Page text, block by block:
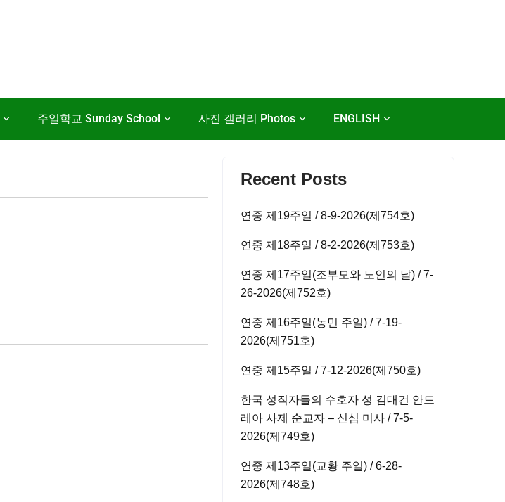
주일학교 Sunday School 사진 갤러리 Photos ENGLISH
Recent Posts
연중 제19주일 / 8-9-2026(제754호)
연중 제18주일 / 8-2-2026(제753호)
연중 제17주일(조부모와 노인의 날) / 7-
26-2026(제752호)
연중 제16주일(농민 주일) / 7-19-
2026(제751호)
연중 제15주일 / 7-12-2026(제750호)
한국 성직자들의 수호자 성 김대건 안드
레아 사제 순교자 – 신심 미사 / 7-5-
2026(제749호)
연중 제13주일(교황 주일) / 6-28-
2026(제748호)